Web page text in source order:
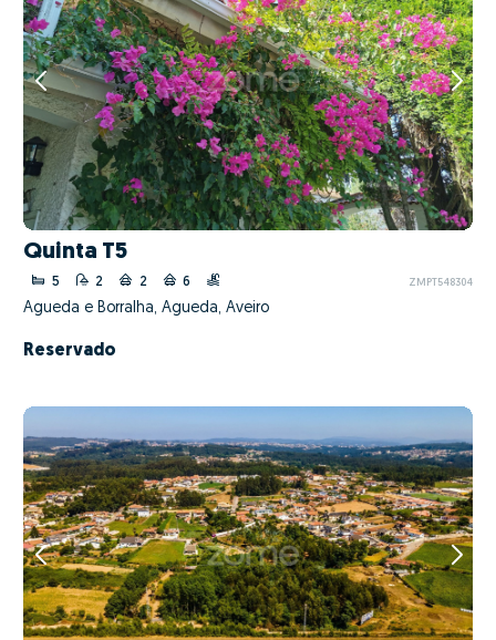
Quinta T5
5 2 2 6 ZMPT548304
Águeda e Borralha, Águeda, Aveiro
Reservado